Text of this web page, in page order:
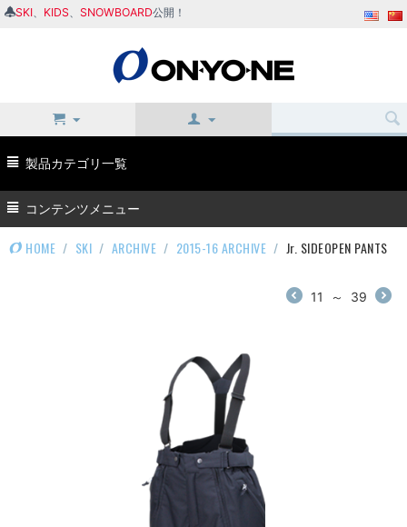
SKI KIDS SNOWBOARD公開！
製品カテゴリ一覧
コンテンツメニュー
HOME / SKI / ARCHIVE / 2015-16 ARCHIVE / Jr. SIDEOPEN PANTS
11 ～ 39